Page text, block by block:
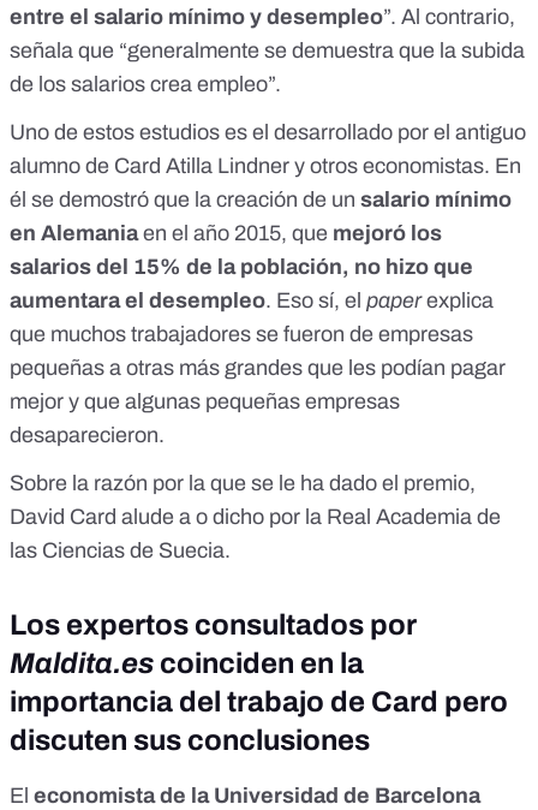
entre el salario mínimo y desempleo”. Al contrario,
señala que “generalmente se demuestra que la subida
de los salarios crea empleo”.
Uno de estos estudios es el desarrollado por el antiguo
alumno de Card Atilla Lindner y otros economistas. En
él se demostró que la creación de un salario mínimo
en Alemaniaen el año 2015, que mejoró los
salarios del 15% de la población, no hizo que
aumentara el desempleo. Eso sí, el paperexplica
que muchos trabajadores se fueron de empresas
pequeñas a otras más grandes que les podían pagar
mejor y que algunas pequeñas empresas
desaparecieron.
Sobre la razón por la que se le ha dado el premio,
David Card alude a o dicho por la Real Academia de
las Ciencias de Suecia.
Los expertos consultados por
Maldita.es coinciden en la
importancia del trabajo de Card pero
discuten sus conclusiones
El economista de la Universidad de Barcelona